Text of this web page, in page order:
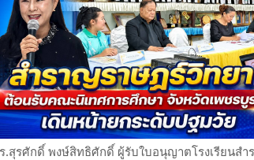
.สุรศักดิ์ พงษ์สิทธิศักดิ์ ผู้รับใบอนุญาตโรงเรียนสำ